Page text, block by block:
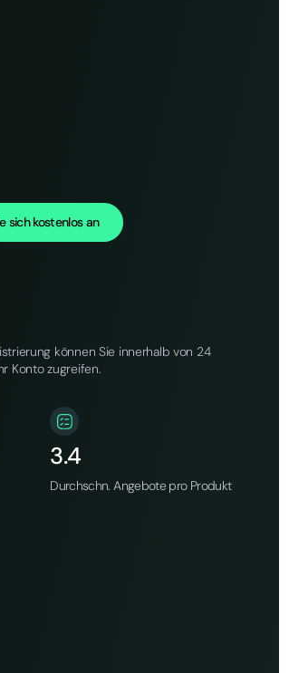
sich kostenlos an
können Sie innerhalb von 24
Konto zugreifen.
3.4
Durchschn. Angebote pro Produkt